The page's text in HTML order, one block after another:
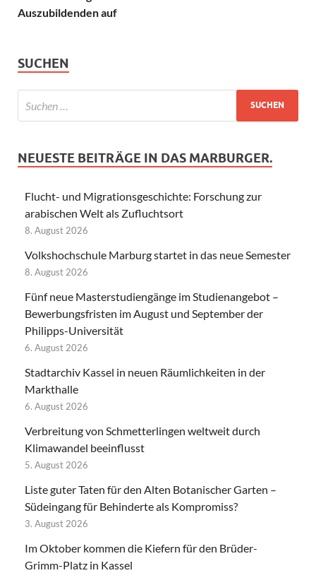
Auszubildenden auf
SUCHEN
NEUESTE BEITRÄGE IN DAS MARBURGER.
Flucht- und Migrationsgeschichte: Forschung zur
arabischen Welt als Zufluchtsort
8. August 2026
Volkshochschule Marburg startet in das neue Semester
8. August 2026
Fünf neue Masterstudiengänge im Studienangebot –
Bewerbungsfristen im August und September der
Philipps-Universität
6. August 2026
Stadtarchiv Kassel in neuen Räumlichkeiten in der
Markthalle
6. August 2026
Verbreitung von Schmetterlingen weltweit durch
Klimawandel beeinflusst
5. August 2026
Liste guter Taten für den Alten Botanischer Garten –
Südeingang für Behinderte als Kompromiss?
3. August 2026
Im Oktober kommen die Kiefern für den Brüder-
Grimm-Platz in Kassel